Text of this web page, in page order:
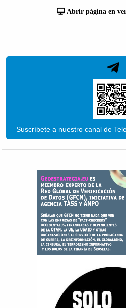
Abrir página en
Suscríbete a nuestro canal de